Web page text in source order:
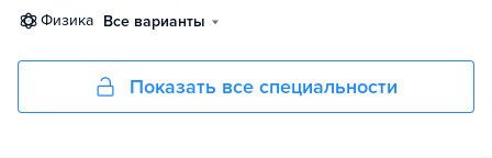
физика Все варианты
Показать все специальности